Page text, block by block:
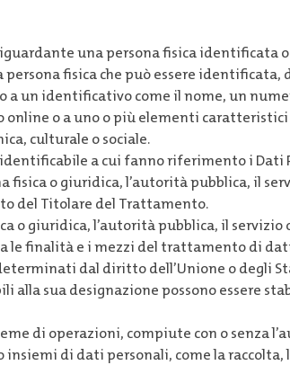
una persona fisica identificata
fisica che può essere
un identificativo come il nome, un
o a uno o più elementi
culturale o sociale.
a cui fanno riferimento i Dati
fisica o giuridica, l’autorità pubblica, il
del Titolare del Trattamento.
o giuridica, l’autorità pubblica, il servizio
le finalità e i mezzi del trattamento di
dal diritto dell’Unione o degli
alla sua designazione possono essere
di operazioni, compiute con o senza
di dati personali, come la raccolta,